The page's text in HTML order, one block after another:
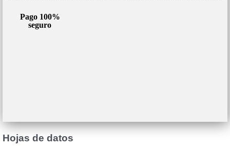
Pago 100%
seguro
Hojas de datos